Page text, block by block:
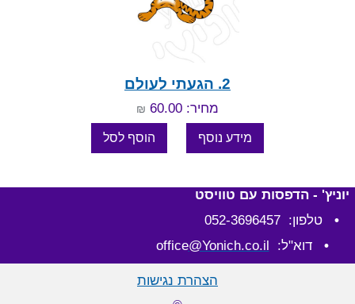
2. הגעתי לעולם
מחיר: 60.00 ₪
יוניץ' - הדפסות עם טוויסט
•טלפון: 052-3696457
• דוא"ל: office @Yonich.co.il
הצהרת נגישות